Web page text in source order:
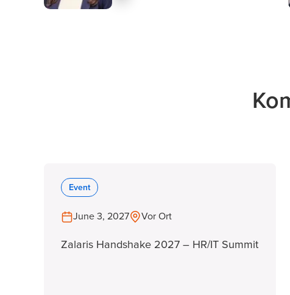
Event
June 3, 2027 Vor Ort
Zalaris Handshake 2027 – HR/IT Summit